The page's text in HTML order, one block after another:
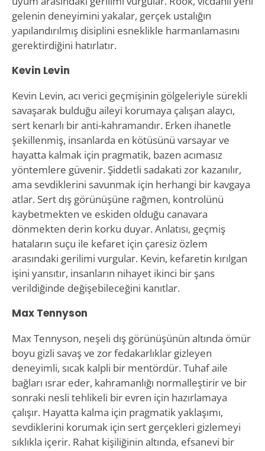
gelenin deneyimini yakalar, gerçek ustalığın
yapılandırılmış disiplini esneklikle harmanlamasını
gerektirdiğini hatırlatır.
Kevin Levin
Kevin Levin, acı verici geçmişinin gölgeleriyle sürekli
savaşarak bulduğu aileyi korumaya çalışan alaycı,
sert kenarlı bir anti-kahramandır. Erken ihanetle
şekillenmiş, insanlarda en kötüsünü varsayar ve
hayatta kalmak için pragmatik, bazen acımasız
yöntemlere güvenir. Şiddetli sadakati zor kazanılır,
ama sevdiklerini savunmak için herhangi bir kavgaya
atlar. Sert dış görünüşüne rağmen, kontrolünü
kaybetmekten ve eskiden olduğu canavara
dönmekten derin korku duyar. Anlatısı, geçmiş
hataların suçu ile kefaret için çaresiz özlem
arasındaki gerilimi vurgular. Kevin, kefaretin kırılgan
işini yansıtır, insanların nihayet ikinci bir şans
verildiğinde değişebileceğini kanıtlar.
Max Tennyson
Max Tennyson, neşeli dış görünüşünün altında ömür
boyu gizli savaş ve zor fedakarlıklar gizleyen
deneyimli, sıcak kalpli bir mentördür. Tuhaf aile
bağları ısrar eder, kahramanlığı normalleştirir ve bir
sonraki nesli tehlikeli bir evren için hazırlamaya
çalışır. Hayatta kalma için pragmatik yaklaşımı,
sevdiklerini korumak için sert gerçekleri gizlemeyi
sıklıkla içerir. Rahat kişiliğinin altında, efsanevi bir